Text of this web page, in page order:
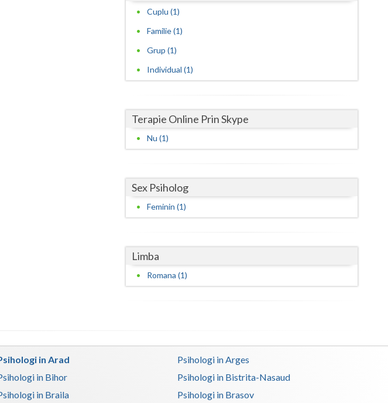
Prahova
Vrancea
Cuplu (1)
Familie (1)
Grup (1)
Individual (1)
Terapie Online Prin Skype
Nu (1)
Sex Psiholog
Feminin (1)
Limba
Romana (1)
in Arad
Psihologi in Arges
in Bihor
Psihologi in Bistrita-Nasaud
in Braila Psihologi in Brasov